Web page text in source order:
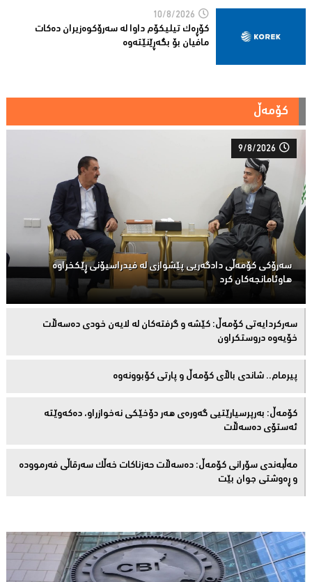
10/8/2026
کۆڕەک تیلیکۆم داوا لە سەرۆکوەزیران دەکات
مافیان بۆ بگەڕێنێتەوە
کۆمەڵ
9/8/2026
سەرۆكی كۆمەڵى دادگەریی پێشوازی لە فیدراسیۆنی ڕێكخراوە
هاوئامانجەكان کرد
سەركردایەتی كۆمەڵ: كێشە و گرفتەكان لە لایەن خودی دەسەڵات
خۆیەوە دروستكراون
پیرمام.. شاندی باڵای كۆمه‌ڵ و پارتی كۆبوونه‌وه‌
كۆمەڵ: بەرپرسیارێتیی گەورەی هەر دۆخێکی نەخوازراو، دەكەوێتە
ئەستۆی دەسەڵات
مەڵبەندى سۆرانى کۆمەڵ: دەسەڵات حەزناکات خەڵک سەرقاڵى فەرموودە
و ڕەوشتى جوان بێت